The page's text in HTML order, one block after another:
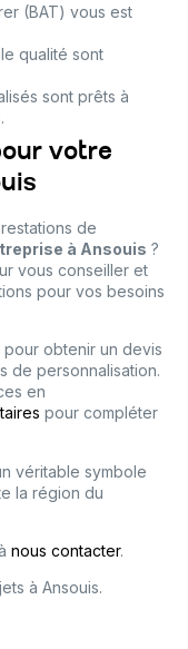
(BAT) vous est
qualité sont
sont prêts à
votre
de
à Ansouis ?
vous conseiller et
pour vos besoins
pour obtenir un devis
de personnalisation.
en
pour compléter
véritable symbole
la région du
nous contacter.
à Ansouis.